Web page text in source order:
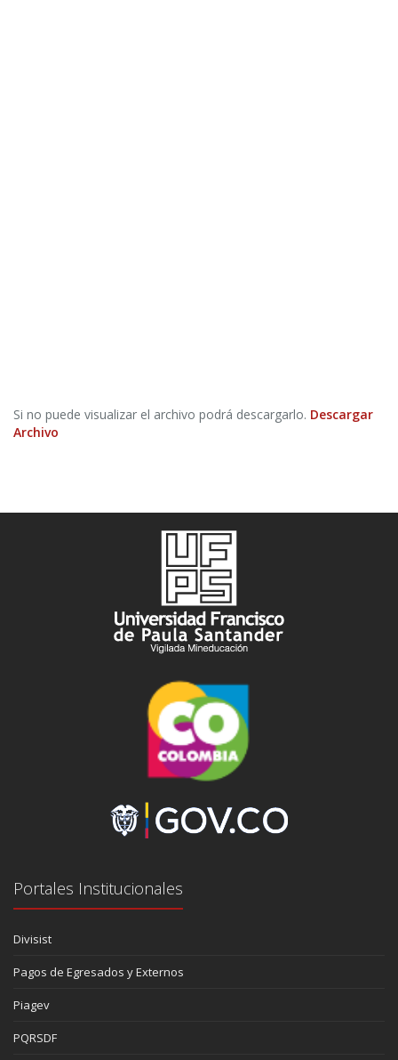
Si no puede visualizar el archivo podrá descargarlo. Descargar
Archivo
Portales Institucionales
Divisist
Pagos de Egresados y Externos
Piagev
PQRSDF